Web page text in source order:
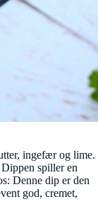
ingefær og lime.
spiller en
Denne dip er den
god, cremet,